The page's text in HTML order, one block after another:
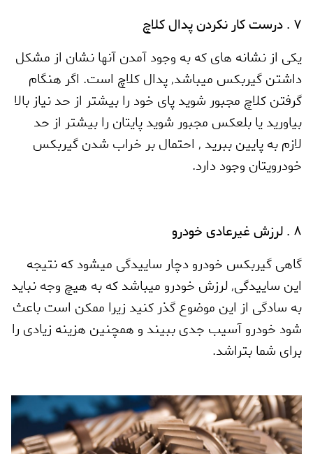
7 . درست کار نکردن پدال کلاچ
یکی از نشانه های که به وجود آمدن آنها نشان از مشکل
داشتن گیربکس میباشد,پدال کلاچ است. اگر هنگام
گرفتن کلاچ مجبور شوید پای خود را بیشتر از حد نیاز بالا
بیاورید یا بلعکس مجبور شوید پایتان را بیشتر از حد
لازم به پایین ببرید , احتمال بر خراب شدن گیربکس
خودرویتان وجود دارد.
8 . لرزش غیرعادی خودرو
گاهی گیربکس خودرو دچار ساییدگی میشود که نتیجه
این ساییدگی,لرزش خودرو میباشد که به هیچ وجه نباید
به سادگی از این موضوع گذر کنید زیرا ممکن است باعث
شود خودرو آسیب جدی ببیند و همچنین هزینه زیادی را
برای شما بتراشد.